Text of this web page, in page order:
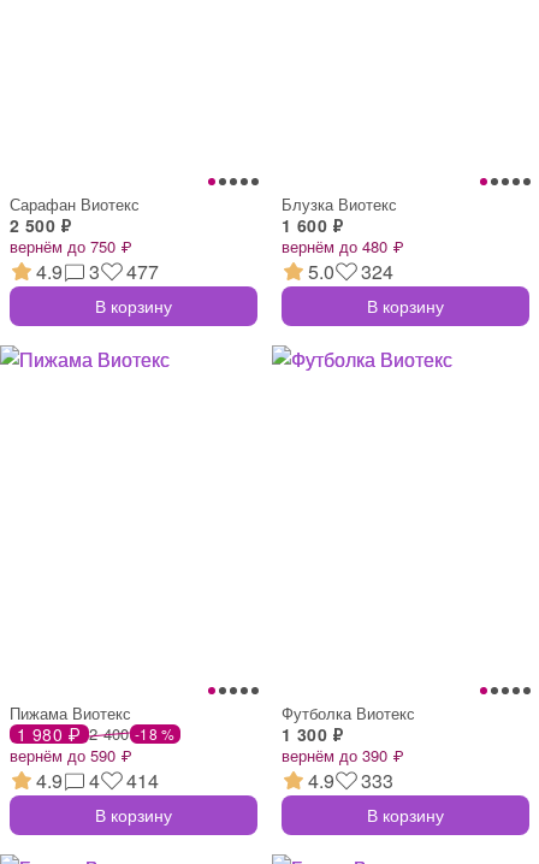
Сарафан Виотекс
2 500 ₽
вернём до 750 ₽
4.9 3 477
В корзину
Блузка Виотекс
1 600 ₽
вернём до 480 ₽
5.0 324
В корзину
Пижама Виотекс
1 980 ₽ 2 400 -18 %
вернём до 590 ₽
4.9 4 414
В корзину
Футболка Виотекс
1 300 ₽
вернём до 390 ₽
4.9 333
В корзину